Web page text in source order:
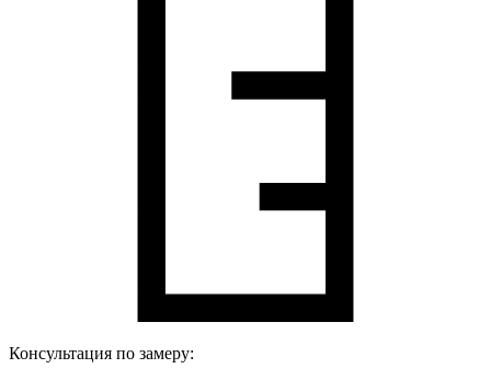
Консультация по замеру: